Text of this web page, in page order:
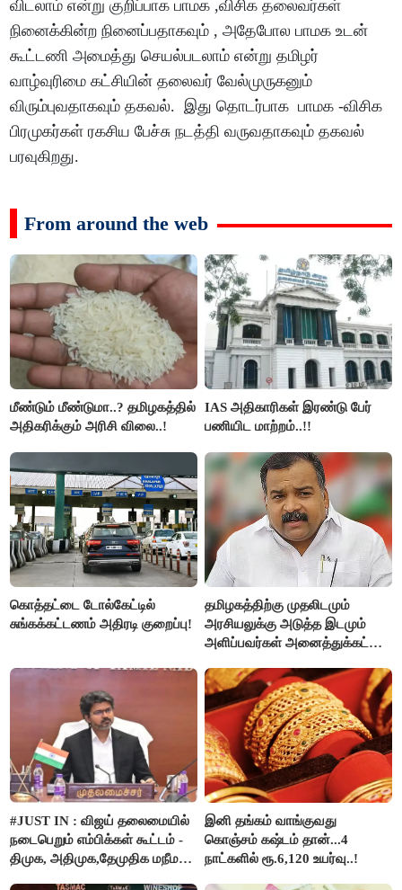
விடலாம் என்று குறிப்பாக பாமக ,விசிக தலைவர்கள்
நினைக்கின்ற நினைப்பதாகவும் , அதேபோல பாமக உடன்
கூட்டணி அமைத்து செயல்படலாம் என்று தமிழர்
வாழ்வுரிமை கட்சியின் தலைவர் வேல்முருகனும்
விரும்புவதாகவும் தகவல். இது தொடர்பாக பாமக -விசிக
பிரமுகர்கள் ரகசிய பேச்சு நடத்தி வருவதாகவும் தகவல்
பரவுகிறது.
From around the web
மீண்டும் மீண்டுமா..? தமிழகத்தில்
அதிகரிக்கும் அரிசி விலை..!
IAS அதிகாரிகள் இரண்டு பேர்
பணியிட மாற்றம்..!!
கொத்தட்டை டோல்கேட்டில்
சுங்கக்கட்டணம் அதிரடி குறைப்பு!
தமிழகத்திற்கு முதலிடமும்
அரசியலுக்கு அடுத்த இடமும்
அளிப்பவர்கள் அனைத்துக்கட்சி
பங்கேற்பார்கள் - மாணிக்கம்
தாகூர்..!!
#JUST IN : விஜய் தலைமையில்
நடைபெறும் எம்பிக்கள் கூட்டம் -
திமுக, அதிமுக,தேமுதிக மநீம
இனி தங்கம் வாங்குவது
கொஞ்சம் கஷ்டம் தான்...4
நாட்களில் ரூ.6,120 உயர்வு..!